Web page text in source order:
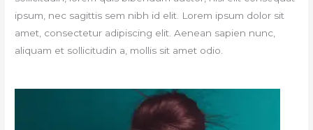
ipsum, nec sagittis sem nibh id elit. Lorem ipsum dolor sit
amet, consectetur adipiscing elit. Aenean sapien nunc,
aliquam et sollicitudin a, mollis sit amet odio.